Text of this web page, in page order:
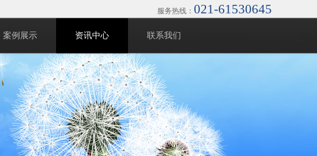
服务热线： 021-61530645
案例展示 资讯中心 联系我们